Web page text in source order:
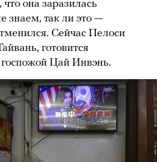
, что она заразилась
знаем, так ли это —
Сейчас Пелоси
готовится
госпожой Цай Инвэнь.